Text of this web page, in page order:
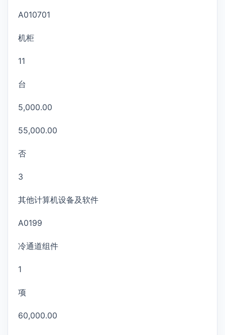
A010701
机柜
11
台
5,000.00
55,000.00
否
3
其他计算机设备及软件
A0199
冷通道组件
1
项
60,000.00